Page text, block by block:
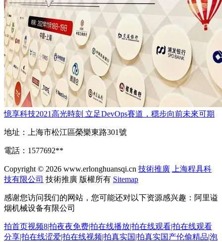
憶享科技2021高光時刻 立足DevOps賽道，穩步向前未來可期
地址：上海市松江區榮樂東路301號
電話：1577692**
Copyright © 2026 www.erlonghuansqi.cn 技術推廣
上海程具科
技有限公司 技術推廣 版權所有 Sitemap
感谢您访问我们的网站，您可能还对以下资源感兴趣：阿里谥
烟机械设备有限公司
拍首页视频8|拍夜夜免费|拍在线播放|拍在线观看|拍在线观看
分享|拍在线涩爱|拍在线视频|拍真实国|拍真实国产伦偷精品|泡